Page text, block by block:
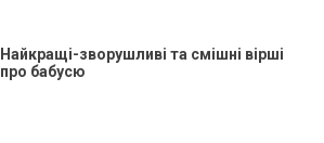
Найкращі-зворушливі та смішні вірші
про бабусю